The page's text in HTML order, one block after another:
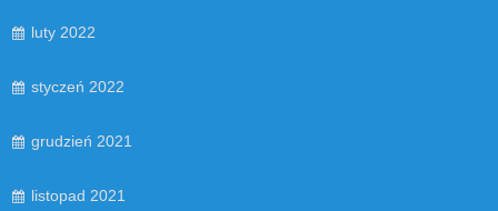
luty 2022
styczeń 2022
grudzień 2021
listopad 2021